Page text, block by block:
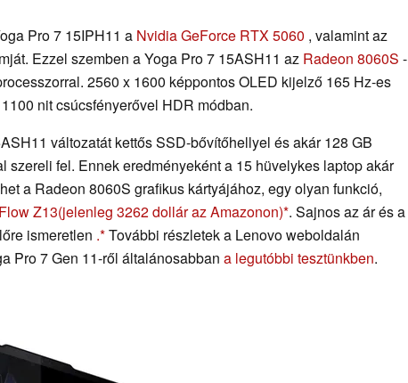
Pro 7 15IPH11 a Nvidia GeForce RTX 5060 , valamint az
Ezzel szemben a Yoga Pro 7 15ASH11 az Radeon 8060S -
2560 x 1600 képpontos OLED kijelző 165 Hz-es
nit csúcsfényerővel HDR módban.
változatát kettős SSD-bővítőhellyel és akár 128 GB
szereli fel. Ennek eredményeként a 15 hüvelykes laptop akár
a Radeon 8060S grafikus kártyájához, egy olyan funkció,
Z13(jelenleg 3262 dollár az Amazonon) . Sajnos az ár és a
ismeretlen . További részletek a Lenovo weboldalán
Pro 7 Gen 11-ről általánosabban a legutóbbi tesztünkben.